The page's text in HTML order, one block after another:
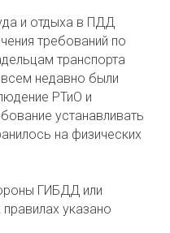
и отдыха в ПДД
требований по
транспорта
недавно были
РТиО и
устанавливать
на физических
ГИБДД или
указано